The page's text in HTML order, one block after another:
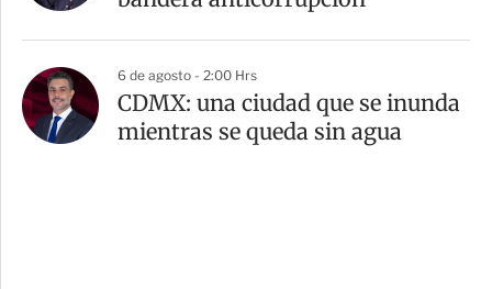
6 de agosto - 2:00 Hrs
CDMX: una ciudad que se inunda
mientras se queda sin agua